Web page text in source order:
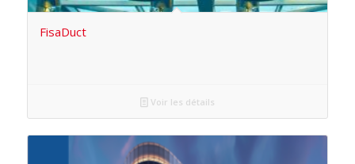
FisaDuct
Voir les détails